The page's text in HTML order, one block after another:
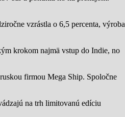
vzrástla o 6,5 percenta, výroba
krokom najmä vstup do Indie, no
firmou Mega Ship. Spoločne
na trh limitovanú edíciu